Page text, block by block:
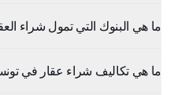
ما هي البنوك التي تمول شراء
ما هي تكاليف شراء عقار في